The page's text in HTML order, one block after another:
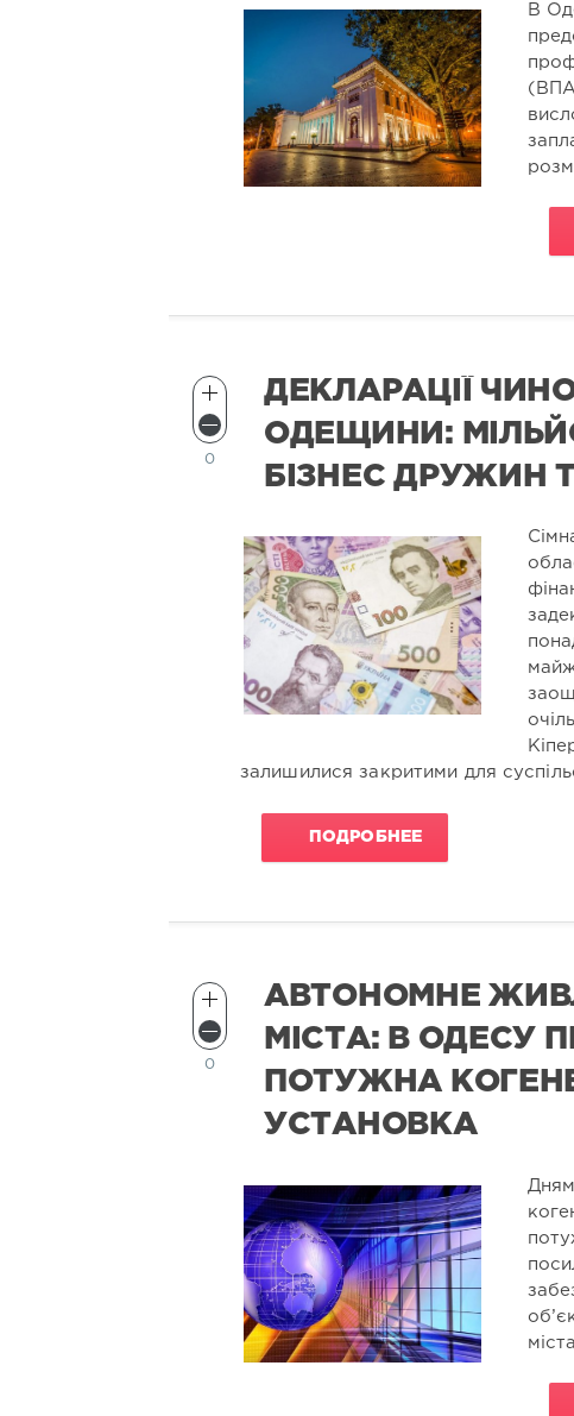
В
ДЕКЛАРАЦІЇ
ОДЕЩИНИ:
БІЗНЕС ДРУЖИН
0
залишилися закритими для
ПОДРОБНЕЕ
АВТОНОМНЕ
МІСТА: В ОДЕСУ
ПОТУЖНА
УСТАНОВКА
0